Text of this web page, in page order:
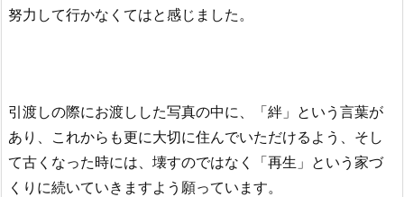
努力して行かなくてはと感じました。
引渡しの際にお渡しした写真の中に、「絆」という言葉が
あり、これからも更に大切に住んでいただけるよう、そし
て古くなった時には、壊すのではなく「再生」という家づ
くりに続いていきますよう願っています。